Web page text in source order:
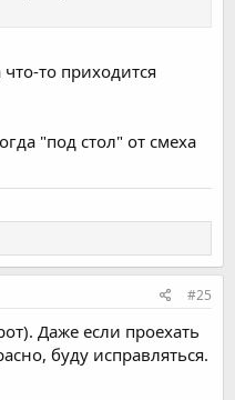
то приходится
"под стол" от смеха
#25
Даже если проехать
буду исправляться.